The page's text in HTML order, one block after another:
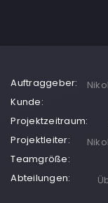
Auftraggeber:
Kunde:
Projektzeitraum:
Projektleiter:
Teamgröße:
Abteilungen: